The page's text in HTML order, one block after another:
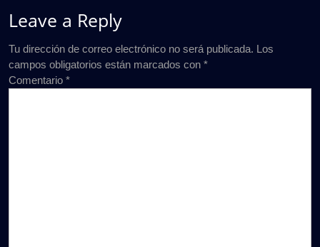
Leave a Reply
Tu dirección de correo electrónico no será publicada. Los
campos obligatorios están marcados con *
Comentario *